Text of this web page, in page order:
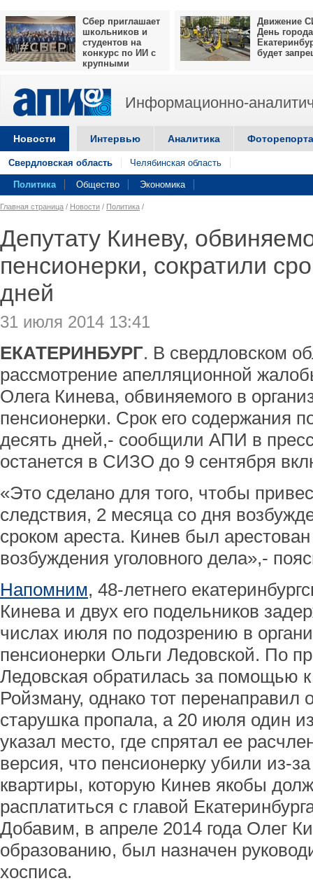
Сбер приглашает
школьников и
студентов на
конкурс по ИИ с
крупными
Движение
День города
будет
Информационно-
Новости Интервью Аналитика
Свердловская область Челябинская область
Политика Общество Экономика
Главная страница / Новости / Политика /
Депутату Киневу,
пенсионерки, сократили
дней
31 июля 2014 13:41
ЕКАТЕРИНБУРГ. В свердловском
рассмотрение апелляционной
Олега Кинева, обвиняемого в
пенсионерки. Срок его содержания
десять дней,- сообщили АПИ в
останется в СИЗО до 9 сентября
«Это сделано для того, чтобы
следствия, 2 месяца со дня
сроком ареста. Кинев был
возбуждения уголовного дела»,-
Напомним, 48-летнего
Кинева и двух его подельников
числах июля по подозрению в
пенсионерки Ольги Ледовской. По
Ледовская обратилась за помощью
Ройзману, однако тот
старушка пропала, а 20 июля один
указал место, где спрятал ее
версия, что пенсионерку убили из-
квартиры, которую Кинев якобы
расплатиться с главой
Добавим, в апреле 2014 года Олег
образованию, был назначен
хосписа.